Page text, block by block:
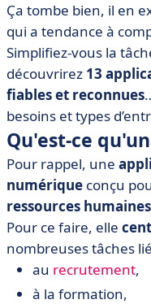
• Lucca
• Oppus
• QuickMS
• PayFit
• Rippling
• Talentia HR
• Adequasys
• Logitio
• Quels sont les
• Comment choisir
Ça tombe bien, il en
qui a tendance à
Simplifiez-vous la
découvrirez 13
fiables et reconnues
besoins et types
Qu'est-ce
Pour rappel, une
numérique conçu
ressources humaines
Pour ce faire, elle
nombreuses tâches
au recrutement,
à la formation,